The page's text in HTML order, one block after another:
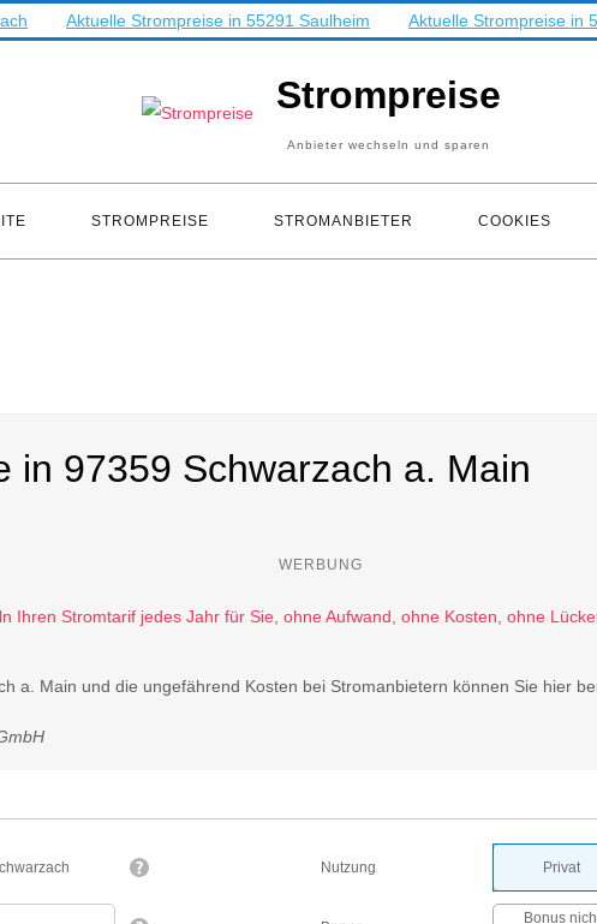
Aktuelle Strompreise in 55291 Saulheim Aktuelle Strompreise in
Strompreise
Anbieter wechseln und sparen
STROMPREISE STROMANBIETER COOKIES
in 97359 Schwarzach a. Main
WERBUNG
a. Main und die ungefährend Kosten bei Stromanbietern können Sie hier